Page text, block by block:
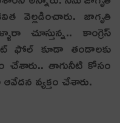
వెల్ల‌డించారు. జాగృతి
చూస్తున్న.. కాంగ్రెస్
ఫోల్ కూడా తండాలకు
చేశారు.. తాగునీటి కోసం
ఆవేద‌న వ్య‌క్తం చేశారు.